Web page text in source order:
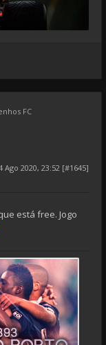
FC
Ago 2020, 23:52 [#1645]
está free. Jogo